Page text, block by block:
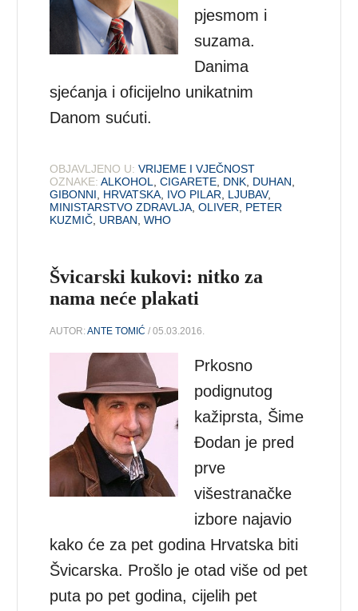
pjesmom i
suzama.
Danima
sjećanja i oficijelno unikatnim
Danom sućuti.
OBJAVLJENO U: VRIJEME I VJEČNOST
OZNAKE: ALKOHOL ,CIGARETE DNK DUHAN
GIBONNI
HRVATSKA IVO PILAR LJUBAV,
MINISTARSTVO ZDRAVLJA ,OLIVER
PETER
KUZMIČ URBAN ,WHO
Švicarski kukovi: nitko za
nama neće plakati
AUTOR:ANTE TOMIĆ / 05.03.2016.
Prkosno
podignutog
kažiprsta, Šime
Đodan je pred
prve
višestranačke
izbore najavio
kako će za pet godina Hrvatska biti
Švicarska. Prošlo je otad više od pet
puta po pet godina, cijelih pet